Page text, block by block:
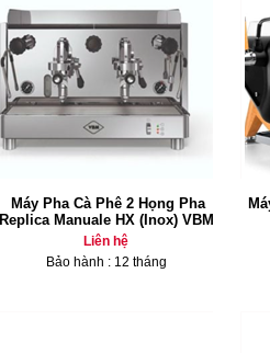
Máy Pha Cà Phê 2 Họng Pha
Replica Manuale HX (Inox) VBM
Liên hệ
Bảo hành : 12 tháng